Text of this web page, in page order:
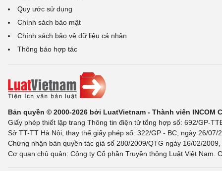
Quy ước sử dụng
Chính sách bảo mật
Chính sách bảo vệ dữ liệu cá nhân
Thông báo hợp tác
Bản quyền © 2000-2026 bởi LuatVietnam - Thành viên INCOM
Giấy phép thiết lập trang Thông tin điện tử tổng hợp số: 692/GP-
Sở TT-TT Hà Nội, thay thế giấy phép số: 322/GP - BC, ngày 26/
Chứng nhận bản quyền tác giả số 280/2009/QTG ngày 16/02/
Cơ quan chủ quản: Công ty Cổ phần Truyền thông Luật Việt Nam.